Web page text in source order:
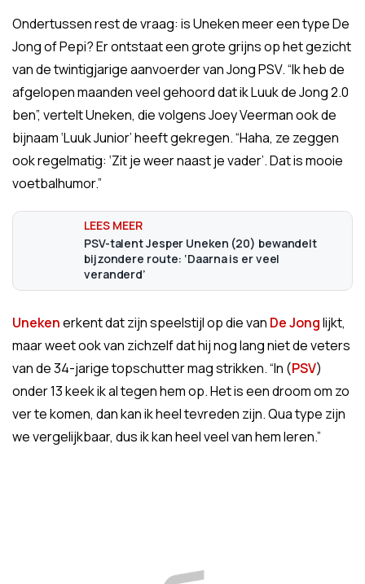
Ondertussen rest de vraag: is Uneken meer een type De
Jong of Pepi? Er ontstaat een grote grijns op het gezicht
van de twintigjarige aanvoerder van Jong PSV. “Ik heb de
afgelopen maanden veel gehoord dat ik Luuk de Jong 2.0
ben”, vertelt Uneken, die volgens Joey Veerman ook de
bijnaam ‘Luuk Junior’ heeft gekregen. “Haha, ze zeggen
ook regelmatig: ‘Zit je weer naast je vader’. Dat is mooie
voetbalhumor.”
PSV-talent Jesper Uneken (20) bewandelt
bijzondere route: ‘Daarna is er veel
veranderd’
Unekenerkent dat zijn speelstijl op die van De Jonglijkt,
maar weet ook van zichzelf dat hij nog lang niet de veters
van de 34-jarige topschutter mag strikken. “In (PSV)
onder 13 keek ik al tegen hem op. Het is een droom om zo
ver te komen, dan kan ik heel tevreden zijn. Qua type zijn
we vergelijkbaar, dus ik kan heel veel van hem leren.”